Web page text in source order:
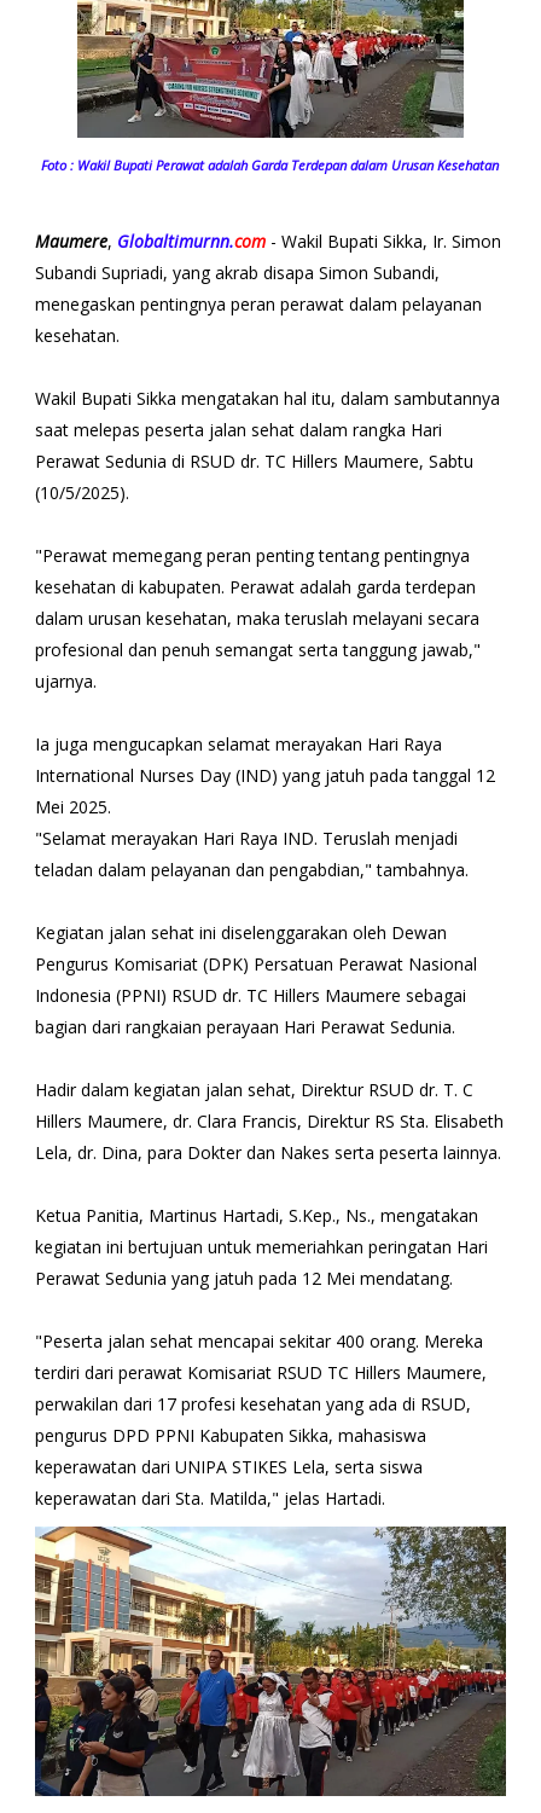
Foto : Wakil Bupati Perawat adalah Garda Terdepan dalam Urusan Kesehatan
Maumere, Globaltimurnn.com- Wakil Bupati Sikka, Ir. Simon
Subandi Supriadi, yang akrab disapa Simon Subandi,
menegaskan pentingnya peran perawat dalam pelayanan
kesehatan.
Wakil Bupati Sikka mengatakan hal itu, dalam sambutannya
saat melepas peserta jalan sehat dalam rangka Hari
Perawat Sedunia di RSUD dr. TC Hillers Maumere, Sabtu
(10/5/2025).
"Perawat memegang peran penting tentang pentingnya
kesehatan di kabupaten. Perawat adalah garda terdepan
dalam urusan kesehatan, maka teruslah melayani secara
profesional dan penuh semangat serta tanggung jawab,"
ujarnya.
Ia juga mengucapkan selamat merayakan Hari Raya
International Nurses Day (IND) yang jatuh pada tanggal 12
Mei 2025.
"Selamat merayakan Hari Raya IND. Teruslah menjadi
teladan dalam pelayanan dan pengabdian," tambahnya.
Kegiatan jalan sehat ini diselenggarakan oleh Dewan
Pengurus Komisariat (DPK) Persatuan Perawat Nasional
Indonesia (PPNI) RSUD dr. TC Hillers Maumere sebagai
bagian dari rangkaian perayaan Hari Perawat Sedunia.
Hadir dalam kegiatan jalan sehat, Direktur RSUD dr. T. C
Hillers Maumere, dr. Clara Francis, Direktur RS Sta. Elisabeth
Lela, dr. Dina, para Dokter dan Nakes serta peserta lainnya.
Ketua Panitia, Martinus Hartadi, S.Kep., Ns., mengatakan
kegiatan ini bertujuan untuk memeriahkan peringatan Hari
Perawat Sedunia yang jatuh pada 12 Mei mendatang.
"Peserta jalan sehat mencapai sekitar 400 orang. Mereka
terdiri dari perawat Komisariat RSUD TC Hillers Maumere,
perwakilan dari 17 profesi kesehatan yang ada di RSUD,
pengurus DPD PPNI Kabupaten Sikka, mahasiswa
keperawatan dari UNIPA STIKES Lela, serta siswa
keperawatan dari Sta. Matilda," jelas Hartadi.